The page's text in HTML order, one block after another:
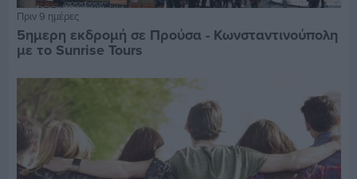
Πριν 9 ημέρες
5ημερη εκδρομή σε Προύσα - Κωνσταντινούπολη
με το Sunrise Tours